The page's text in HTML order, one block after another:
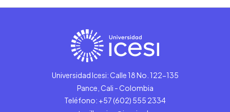
Universidad Icesi: Calle 18 No. 122-135
Pance, Cali - Colombia
Teléfono: +57 (602) 555 2334